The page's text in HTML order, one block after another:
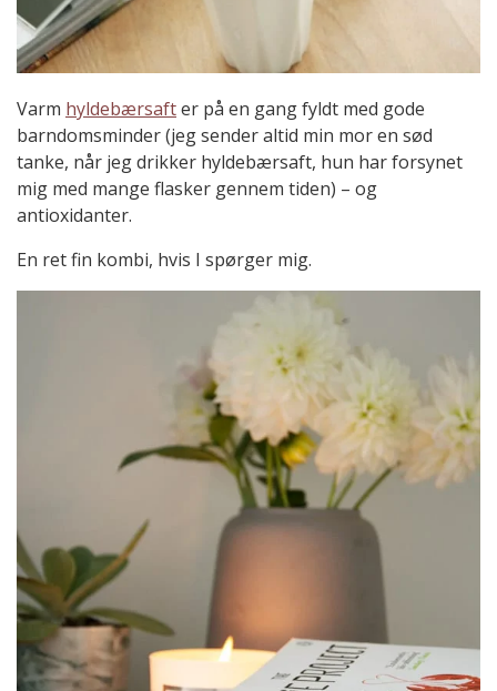
Varm hyldebærsafter på en gang fyldt med gode
barndomsminder (jeg sender altid min mor en sød
tanke, når jeg drikker hyldebærsaft, hun har forsynet
mig med mange flasker gennem tiden) – og
antioxidanter.
En ret fin kombi, hvis I spørger mig.